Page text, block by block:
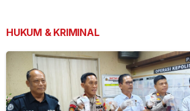
HUKUM & KRIMINAL